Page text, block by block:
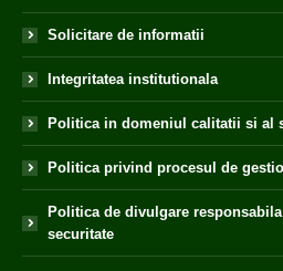
Solicitare de informatii
Integritatea institutionala
Politica in domeniul calitatii si al
Politica privind procesul de
Politica de divulgare
securitate